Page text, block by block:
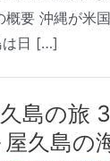
要 沖縄が米
は日 […]
島の旅
久島の